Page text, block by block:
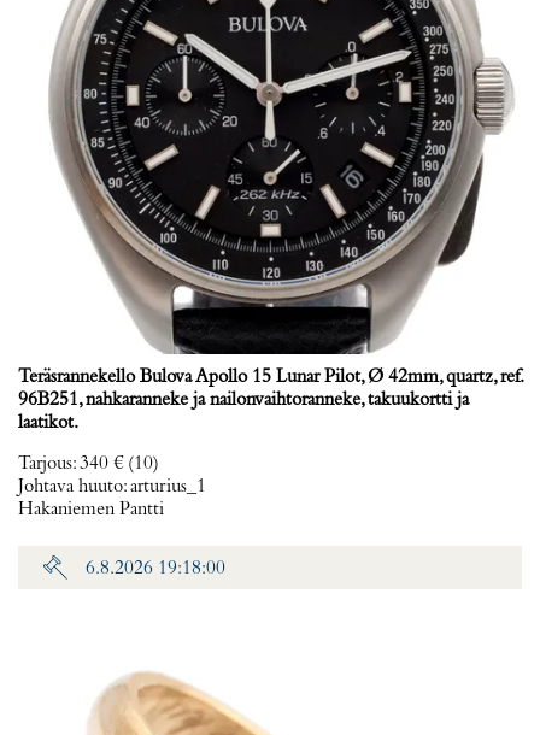
Teräsrannekello Bulova Apollo 15 Lunar Pilot, Ø 42mm, quartz, ref.
96B251, nahkaranneke ja nailonvaihtoranneke, takuukortti ja
laatikot.
Tarjous:340 € (10)
Johtava huuto:arturius_1
Hakaniemen Pantti
6.8.2026 19:18:00